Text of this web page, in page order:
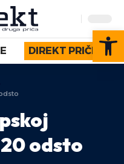
DIREKT PRIČE
odsto